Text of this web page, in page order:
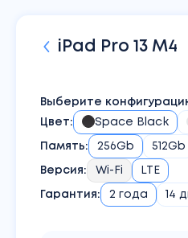
iPad Pro 13 M4
Выберите
Цвет: Space Black
Память: 256Gb 512Gb
Версия: Wi-Fi LTE
Гарантия: 2 года 14